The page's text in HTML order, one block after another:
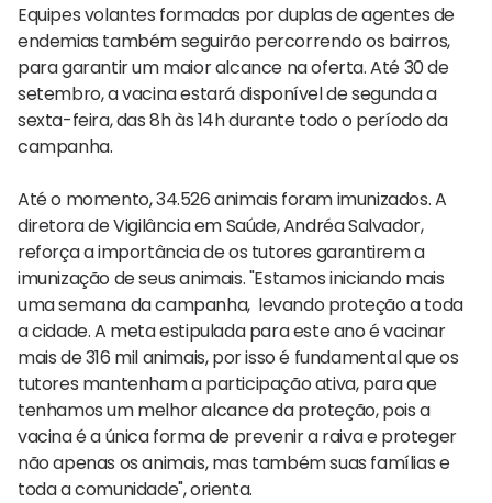
Equipes volantes formadas por duplas de agentes de
endemias também seguirão percorrendo os bairros,
para garantir um maior alcance na oferta. Até 30 de
setembro, a vacina estará disponível de segunda a
sexta-feira, das 8h às 14h durante todo o período da
campanha.
Até o momento, 34.526 animais foram imunizados. A
diretora de Vigilância em Saúde, Andréa Salvador,
reforça a importância de os tutores garantirem a
imunização de seus animais. "Estamos iniciando mais
uma semana da campanha, levando proteção a toda
a cidade. A meta estipulada para este ano é vacinar
mais de 316 mil animais, por isso é fundamental que os
tutores mantenham a participação ativa, para que
tenhamos um melhor alcance da proteção, pois a
vacina é a única forma de prevenir a raiva e proteger
não apenas os animais, mas também suas famílias e
toda a comunidade", orienta.